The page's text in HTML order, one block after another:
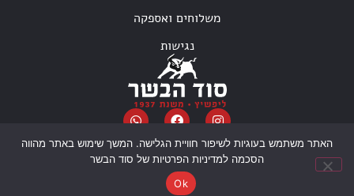
משלוחים ואספקה
נגישות
© כל הזכויות שמורות, סוד הבשר 2025
שדרוג וניהול אתרMoreVision
הקמת אתרDanaGolds
האתר משתמש בעוגיות לשיפור חוויית הגלישה. המשך שימוש באתר מהווה
הסכמה למדיניות הפרטיות של סוד הבשר
Ok